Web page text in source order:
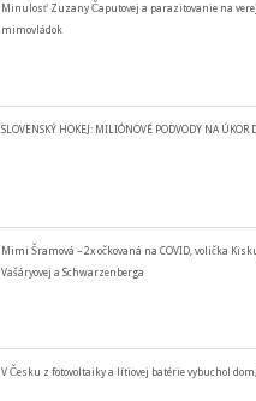
Minulosť Zuzany Čaputovej a parazitovanie na
mimovládok
SLOVENSKÝ HOKEJ: MILIÓNOVÉ PODVODY NA ÚKOR
Mimi Šramová – 2x očkovaná na COVID, volička
Vašáryovej a Schwarzenberga
V Česku z fotovoltaiky a lítiovej batérie vybuchol